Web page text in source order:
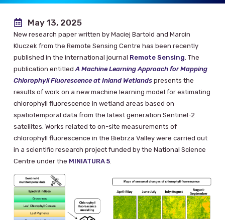
May 13, 2025
New research paper written by Maciej Bartold and Marcin
Kluczek from the Remote Sensing Centre has been recently
published in the international journal Remote Sensing . The
publication entitled A Machine Learning Approach for Mapping
Chlorophyll Fluorescence at Inland Wetlands presents the
results of work on a new machine learning model for estimating
chlorophyll fluorescence in wetland areas based on
spatiotemporal data from the latest generation Sentinel-2
satellites. Works related to on-site measurements of
chlorophyll fluorescence in the Biebrza Valley were carried out
in a scientific research project funded by the National Science
Centre under the MINIATURA 5